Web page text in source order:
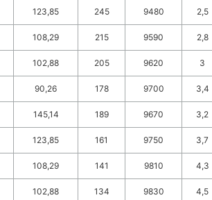
123,85 245 9480 2,5
108,29 215 9590 2,8
102,88 205 9620 3
90,26 178 9700 3,4
145,14 189 9670 3,2
123,85 161 9750 3,7
108,29 141 9810 4,3
102,88 134 9830 4,5